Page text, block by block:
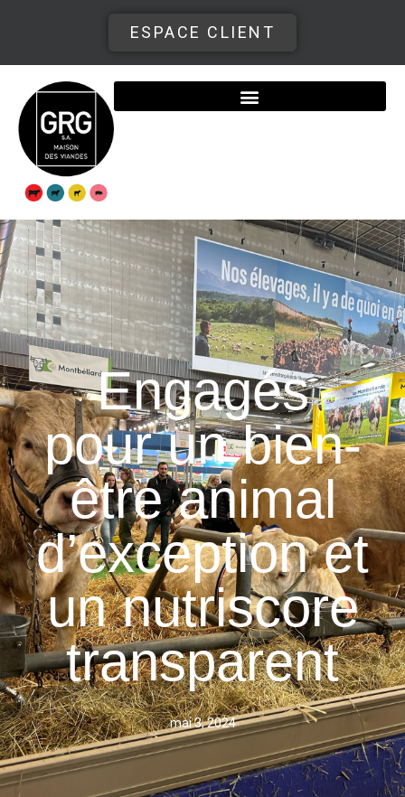
ESPACE CLIENT
Engagés
pour un bien-
être animal
d’exception et
un nutriscore
transparent
mai 3, 2024